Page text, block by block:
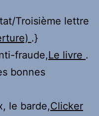
Troisième lettre
.}
fraude,Le livre .
bonnes
le barde,Clicker